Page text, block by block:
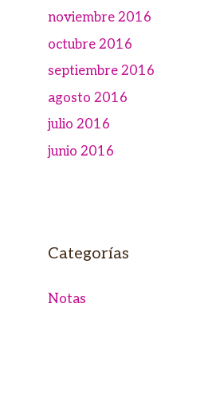
noviembre 2016
octubre 2016
septiembre 2016
agosto 2016
julio 2016
junio 2016
Categorías
Notas